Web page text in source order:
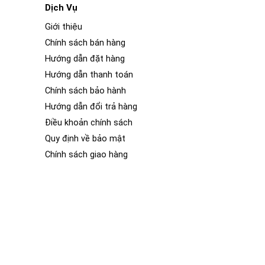
khiển, hệ thống âm thanh, điều hòa không khí, hệ
mỹ, sang trọng của 1 chiếc xe ô tô. Nếu bạn vào
biệt rõ rệt về nội thất của 2 chiếc xe ô tô đó. Nội
Dịch Vụ
Giới thiệu
Chính sách bán hàng
Hướng dẫn đặt hàng
Hướng dẫn thanh toán
Chính sách bảo hành
Hướng dẫn đổi trả hàng
Điều khoản chính sách
Quy định về bảo mật
Chính sách giao hàng